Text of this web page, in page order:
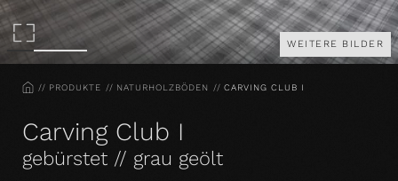
WEITERE BILDER
HOMEPRODUKTE NATURHOLZBÖDEN CARVING CLUB I
Carving Club I
gebürstet // grau geölt